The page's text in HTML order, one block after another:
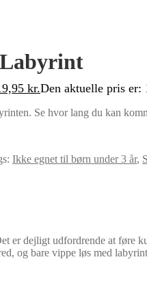
kr.Den aktuelle pris er:
Se hvor lang du kan
Ikke egnet til børn under 3 år,
er dejligt udfordrende at føre
og bare vippe løs med